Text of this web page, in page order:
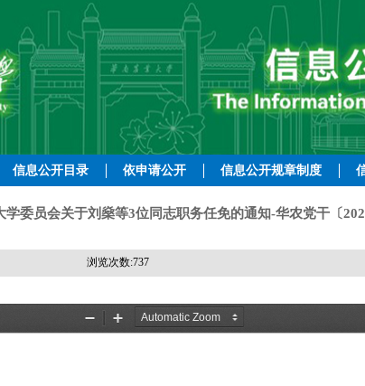
信息公开目录 依申请公开 信息公开规章制度
学委员会关于刘燊等3位同志职务任免的通知-华农党干〔
浏览次数:737